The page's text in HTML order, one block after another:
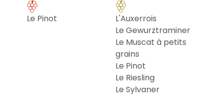
Le Pinot
L'Auxerrois
Le Gewurztraminer
Le Muscat à petits
grains
Le Pinot
Le Riesling
Le Sylvaner